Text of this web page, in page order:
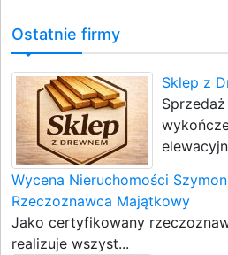
Ostatnie firmy
Sklep z
Wycena Nieruchomości
Rzeczoznawca Majątkowy
Jako certyfikowany
realizuje wszyst...